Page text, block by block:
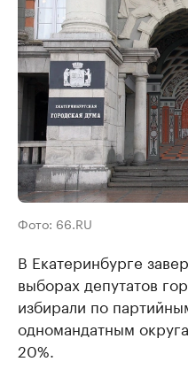
Фото: 66.RU
В Екатеринбурге
выборах депутатов
избирали по
одномандатным
20%.